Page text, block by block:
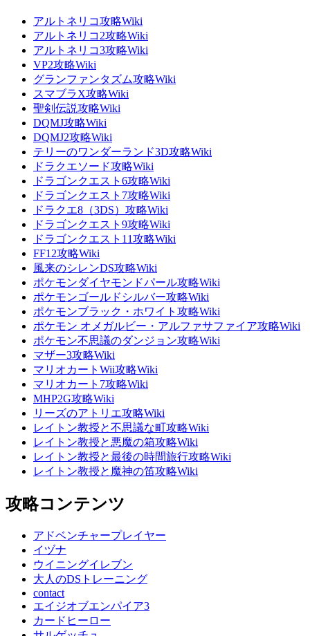
アルトネリコ攻略Wiki
アルトネリコ2攻略Wiki
アルトネリコ3攻略Wiki
VP2攻略Wiki
グランファンタズム攻略Wiki
スマブラX攻略Wiki
聖剣伝説攻略Wiki
DQMJ攻略Wiki
DQMJ2攻略Wiki
テリーのワンダーランド3D攻略Wiki
ドラクエソード攻略Wiki
ドラゴンクエスト6攻略Wiki
ドラゴンクエスト7攻略Wiki
ドラクエ8（3DS）攻略Wiki
ドラゴンクエスト9攻略Wiki
ドラゴンクエスト11攻略Wiki
FF12攻略Wiki
風来のシレンDS攻略Wiki
ポケモンダイヤモンドパール攻略Wiki
ポケモンゴールドシルバー攻略Wiki
ポケモンブラック・ホワイト攻略Wiki
ポケモン オメガルビー・アルファサファイア攻略Wiki
ポケモン不思議のダンジョン攻略Wiki
マザー3攻略Wiki
マリオカートWii攻略Wiki
マリオカート7攻略Wiki
MHP2G攻略Wiki
リーズのアトリエ攻略Wiki
レイトン教授と不思議な町攻略Wiki
レイトン教授と悪魔の箱攻略Wiki
レイトン教授と最後の時間旅行攻略Wiki
レイトン教授と魔神の笛攻略Wiki
攻略コンテンツ
アドベンチャープレイヤー
イヅナ
ウイニングイレブン
大人のDSトレーニング
contact
エイジオブエンパイア3
カードヒーロー